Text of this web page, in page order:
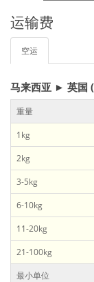
运输费
空运
马来西亚 ► 英国
重量
1kg
2kg
3-5kg
6-10kg
11-20kg
21-100kg
最小单位